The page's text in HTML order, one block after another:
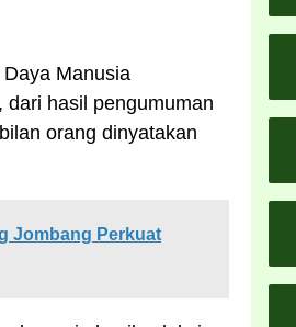
Manusia
hasil pengumuman
orang dinyatakan
Jombang Perkuat